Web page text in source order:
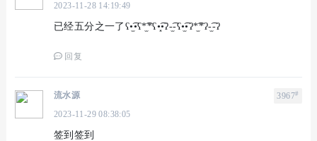
2023-11-28 14:19:49
已经五分之一了ʕ•̫͡•ʕ*̫͡*ʕ•͓͡•ʔ-̫͡-ʕ•̫͡•ʔ*̫͡*ʔ-̫͡-ʔ
回复
3967#
流水源
2023-11-29 08:38:05
签到签到